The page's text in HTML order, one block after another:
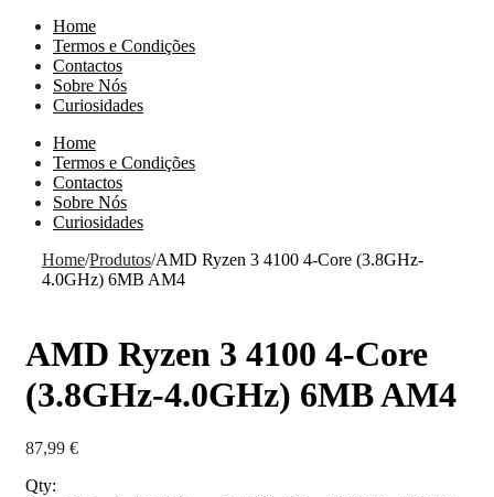
Home
Termos e Condições
Contactos
Sobre Nós
Curiosidades
Home
Termos e Condições
Contactos
Sobre Nós
Curiosidades
Home/Produtos/AMD Ryzen 3 4100 4-Core (3.8GHz-
4.0GHz) 6MB AM4
AMD Ryzen 3 4100 4-Core
(3.8GHz-4.0GHz) 6MB AM4
87,99 €
Qty: